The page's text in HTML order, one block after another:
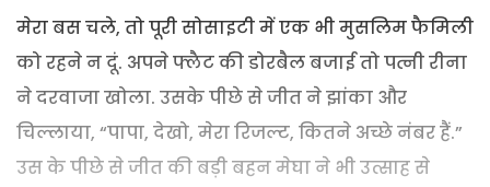
मेरा बस चले, तो पूरी सोसाइटी में एक भी मुसलिम फैमिली
को रहने न दूं. अपने फ्लैट की डोरबैल बजाई तो पत्नी रीना
ने दरवाजा खोला. उसके पीछे से जीत ने झांका और
चिल्लाया, “पापा, देखो, मेरा रिजल्ट, कितने अच्छे नंबर हैं.”
उस के पीछे से जीत की बड़ी बहन मेघा ने भी उत्साह से